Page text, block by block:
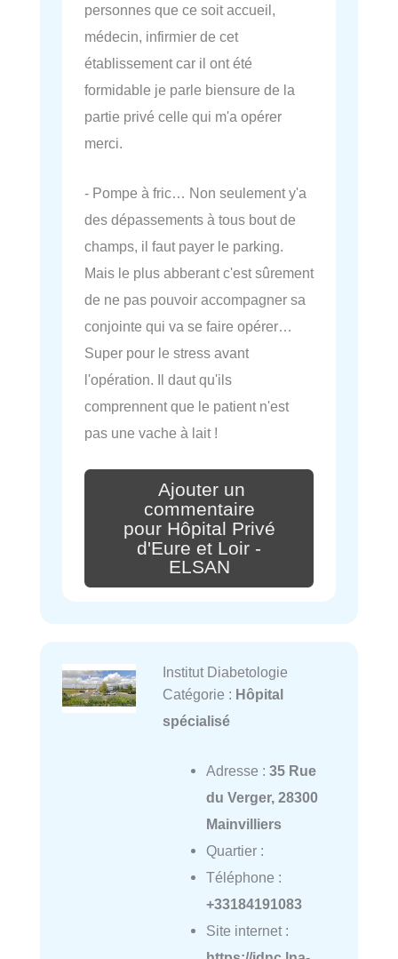
personnes que ce soit accueil,
médecin, infirmier de cet
établissement car il ont été
formidable je parle biensure de la
partie privé celle qui m'a opérer
merci.
- Pompe à fric… Non seulement y'a
des dépassements à tous bout de
champs, il faut payer le parking.
Mais le plus abberant c'est sûrement
de ne pas pouvoir accompagner sa
conjointe qui va se faire opérer…
Super pour le stress avant
l'opération. Il daut qu'ils
comprennent que le patient n'est
pas une vache à lait !
Ajouter un
commentaire
pour Hôpital Privé
d'Eure et Loir -
ELSAN
Institut Diabetologie
Catégorie : Hôpital
spécialisé
Adresse : 35 Rue
du Verger, 28300
Mainvilliers
Quartier :
Téléphone :
+33184191083
Site internet :